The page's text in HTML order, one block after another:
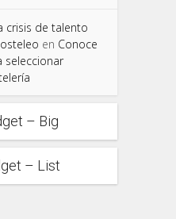
crisis de talento
en Conoce
seleccionar
– Big
– List